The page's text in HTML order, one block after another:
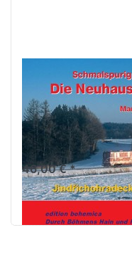
Die Neuhauser
Lokalbahnen -
JHMD
Durch Böhmens Hain und
Flur, Band 12/2
46,00 € *